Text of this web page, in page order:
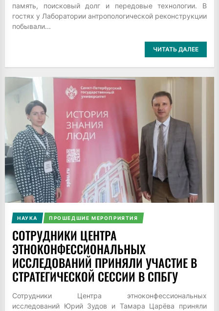
память, поисковый долг и передовые технологии. В
гостях у Лаборатории антропологической реконструкции
побывали...
ЧИТАТЬ ДАЛЕЕ
НАУКА ПРОШЕДШИЕ МЕРОПРИЯТИЯ
CОТРУДНИКИ ЦЕНТРА
ЭТНОКОНФЕССИОНАЛЬНЫХ
ИССЛЕДОВАНИЙ ПРИНЯЛИ УЧАСТИЕ В
СТРАТЕГИЧЕСКОЙ СЕССИИ В СПБГУ
Сотрудники Центра этноконфессиональных
исследований Юрий Зудов и Тамара Царёва приняли